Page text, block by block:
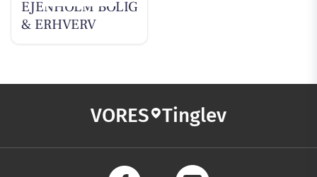
EJENHOLM BOLIG
& ERHVERV
VORES Tinglev